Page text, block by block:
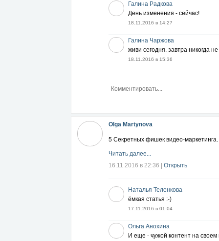
Галина Радкова
День изменения - сейчас!
18.11.2016 в 14:27
Галина Чаржова
живи сегодня. завтра никогда
18.11.2016 в 15:36
Olga Martynova
5 Секретных фишек видео-маркетинга.
Читать далее...
16.11.2016 в 22:36
Открыть
Наталья Теленкова
ёмкая статья :-)
17.11.2016 в 01:04
Ольга Анохина
И еще - чужой контент на